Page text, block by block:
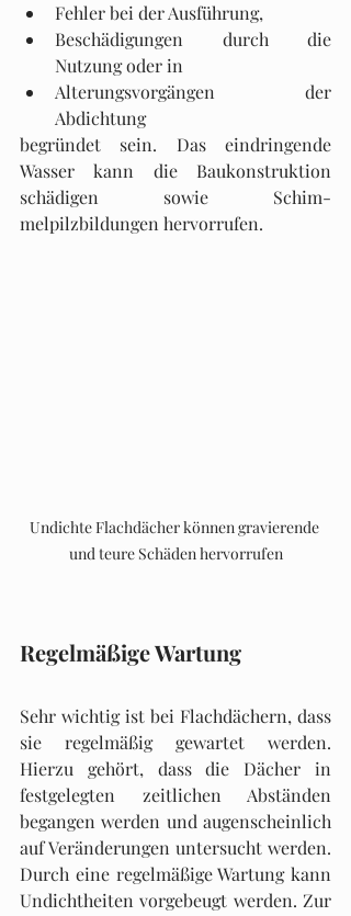
Fehler bei der Ausführung,
Beschädigungen durch die
Nutzung oder in
Alterungsvorgängen der
Abdichtung
begründet sein. Das eindringende
Wasser kann die Baukonstruktion
schädigen sowie Schim­
melpilzbildungen hervorrufen.
Undichte Flachdächer können gravierende
und teure Schäden hervorrufen
Regelmäßige Wartung
Sehr wichtig ist bei Flachdächern, dass
sie regelmäßig gewartet werden.
Hierzu gehört, dass die Dächer in
festgelegten zeitlichen Abständen
begangen werden und augenscheinlich
auf Veränderungen untersucht werden.
Durch eine regelmäßige Wartung kann
Undichtheiten vor­gebeugt werden. Zur